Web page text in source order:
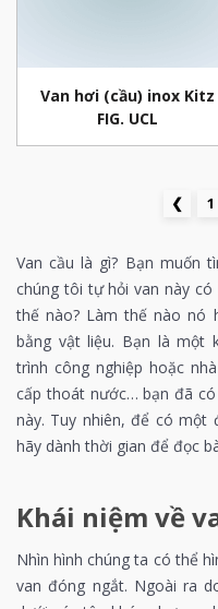
Van hơi (cầu) inox Kitz
FIG. UCL
❮ 1
Van cầu là gì? Bạn muốn
chúng tôi tự hỏi van này
thế nào? Làm thế nào nó
bằng vật liệu. Bạn là một
trình công nghiệp hoặc
cấp thoát nước… bạn đã
này. Tuy nhiên, để có một
hãy dành thời gian để đọc
Khái niệm về
Nhìn hình chúng ta có thể
van đóng ngắt. Ngoài ra